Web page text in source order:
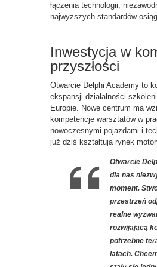
łączenia technologii,
najwyższych standardów
Inwestycja w
przyszłości
Otwarcie Delphi Academy to
ekspansji działalności
Europie. Nowe centrum ma
kompetencje warsztatów w
nowoczesnymi pojazdami i
już dziś kształtują rynek
Otwarcie
dla nas
moment.
przestrzeń
realne
rozwijającą
potrzebne
latach.